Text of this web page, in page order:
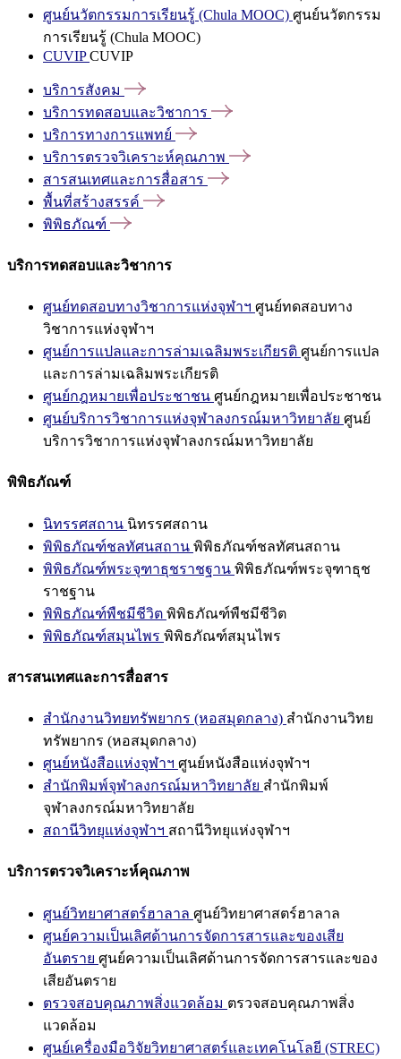
ศูนย์นวัตกรรมการเรียนรู้ (Chula MOOC) ศูนย์นวัตกรรม
การเรียนรู้ (Chula MOOC)
CUVIPCUVIP
บริการสังคม
บริการทดสอบและวิชาการ
บริการทางการแพทย์
บริการตรวจวิเคราะห์คุณภาพ
สารสนเทศและการสื่อสาร
พื้นที่สร้างสรรค์
พิพิธภัณฑ์
บริการทดสอบและวิชาการ
ศูนย์ทดสอบทางวิชาการแห่งจุฬาฯ ศูนย์ทดสอบทาง
วิชาการแห่งจุฬาฯ
ศูนย์การแปลและการล่ามเฉลิมพระเกียรติ ศูนย์การแปล
และการล่ามเฉลิมพระเกียรติ
ศูนย์กฎหมายเพื่อประชาชน ศูนย์กฎหมายเพื่อประชาชน
ศูนย์บริการวิชาการแห่งจุฬาลงกรณ์มหาวิทยาลัย ศูนย์
บริการวิชาการแห่งจุฬาลงกรณ์มหาวิทยาลัย
พิพิธภัณฑ์
นิทรรศสถาน นิทรรศสถาน
พิพิธภัณฑ์ชลทัศนสถาน พิพิธภัณฑ์ชลทัศนสถาน
พิพิธภัณฑ์พระจุฑาธุชราชฐาน พิพิธภัณฑ์พระจุฑาธุช
ราชฐาน
พิพิธภัณฑ์พืชมีชีวิต พิพิธภัณฑ์พืชมีชีวิต
พิพิธภัณฑ์สมุนไพร พิพิธภัณฑ์สมุนไพร
สารสนเทศและการสื่อสาร
สำนักงานวิทยทรัพยากร (หอสมุดกลาง) สำนักงานวิทย
ทรัพยากร (หอสมุดกลาง)
ศูนย์หนังสือแห่งจุฬาฯ ศูนย์หนังสือแห่งจุฬาฯ
สำนักพิมพ์จุฬาลงกรณ์มหาวิทยาลัย สำนักพิมพ์
จุฬาลงกรณ์มหาวิทยาลัย
สถานีวิทยุแห่งจุฬาฯ สถานีวิทยุแห่งจุฬาฯ
บริการตรวจวิเคราะห์คุณภาพ
ศูนย์วิทยาศาสตร์ฮาลาล ศูนย์วิทยาศาสตร์ฮาลาล
ศูนย์ความเป็นเลิศด้านการจัดการสารและของเสีย
อันตราย ศูนย์ความเป็นเลิศด้านการจัดการสารและของ
เสียอันตราย
ตรวจสอบคุณภาพสิ่งแวดล้อม ตรวจสอบคุณภาพสิ่ง
แวดล้อม
ศูนย์เครื่องมือวิจัยวิทยาศาสตร์และเทคโนโลยี (STREC)